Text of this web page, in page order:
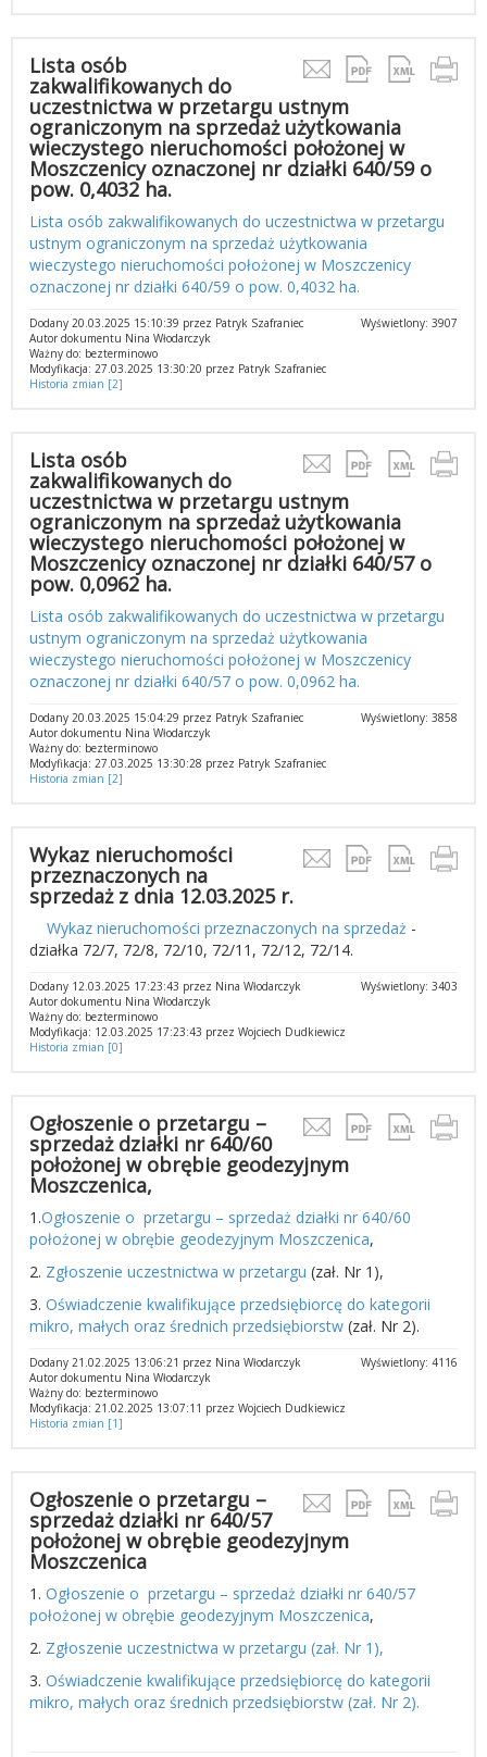
Lista osób
zakwalifikowanych do
uczestnictwa w przetargu ustnym
ograniczonym na sprzedaż użytkowania
wieczystego nieruchomości położonej w
Moszczenicy oznaczonej nr działki 640/59 o
pow. 0,4032 ha.
Lista osób zakwalifikowanych do uczestnictwa w przetargu
ustnym ograniczonym na sprzedaż użytkowania
wieczystego nieruchomości położonej w Moszczenicy
oznaczonej nr działki 640/59 o pow. 0,4032 ha.
Wyświetlony: 3907
Dodany 20.03.2025 15:10:39 przez Patryk Szafraniec
Autor dokumentu Nina Włodarczyk
Ważny do: bezterminowo
Modyfikacja: 27.03.2025 13:30:20 przez Patryk Szafraniec
Historia zmian [2]
Lista osób
zakwalifikowanych do
uczestnictwa w przetargu ustnym
ograniczonym na sprzedaż użytkowania
wieczystego nieruchomości położonej w
Moszczenicy oznaczonej nr działki 640/57 o
pow. 0,0962 ha.
Lista osób zakwalifikowanych do uczestnictwa w przetargu
ustnym ograniczonym na sprzedaż użytkowania
wieczystego nieruchomości położonej w Moszczenicy
oznaczonej nr działki 640/57 o pow. 0,0962 ha.
Wyświetlony: 3858
Dodany 20.03.2025 15:04:29 przez Patryk Szafraniec
Autor dokumentu Nina Włodarczyk
Ważny do: bezterminowo
Modyfikacja: 27.03.2025 13:30:28 przez Patryk Szafraniec
Historia zmian [2]
Wykaz nieruchomości
przeznaczonych na
sprzedaż z dnia 12.03.2025 r.
Wykaz nieruchomości przeznaczonych na sprzedaż -
działka 72/7, 72/8, 72/10, 72/11, 72/12, 72/14.
Wyświetlony: 3403
Dodany 12.03.2025 17:23:43 przez Nina Włodarczyk
Autor dokumentu Nina Włodarczyk
Ważny do: bezterminowo
Modyfikacja: 12.03.2025 17:23:43 przez Wojciech Dudkiewicz
Historia zmian [0]
Ogłoszenie o przetargu –
sprzedaż działki nr 640/60
położonej w obrębie geodezyjnym
Moszczenica,
1.Ogłoszenie o przetargu – sprzedaż działki nr 640/60
położonej w obrębie geodezyjnym Moszczenica,
2. Zgłoszenie uczestnictwa w przetargu (zał. Nr 1),
3. Oświadczenie kwalifikujące przedsiębiorcę do kategorii
mikro, małych oraz średnich przedsiębiorstw (zał. Nr 2).
Wyświetlony: 4116
Dodany 21.02.2025 13:06:21 przez Nina Włodarczyk
Autor dokumentu Nina Włodarczyk
Ważny do: bezterminowo
Modyfikacja: 21.02.2025 13:07:11 przez Wojciech Dudkiewicz
Historia zmian [1]
Ogłoszenie o przetargu –
sprzedaż działki nr 640/57
położonej w obrębie geodezyjnym
Moszczenica
1. Ogłoszenie o przetargu – sprzedaż działki nr 640/57
położonej w obrębie geodezyjnym Moszczenica,
2. Zgłoszenie uczestnictwa w przetargu (zał. Nr 1),
3. Oświadczenie kwalifikujące przedsiębiorcę do kategorii
mikro, małych oraz średnich przedsiębiorstw (zał. Nr 2).